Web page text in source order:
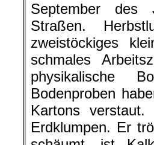
September des
Straßen.
zweistöckiges
schmales
physikalische
Bodenproben
Kartons
Erdklumpen. Er